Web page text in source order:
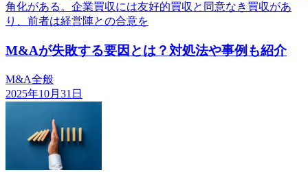
角化がある。企業買収には友好的買収と同意なき買収があ
り、前者は経営陣との合意を
M&Aが失敗する要因とは？対処法や事例も紹介
M&A全般
2025年10月31日